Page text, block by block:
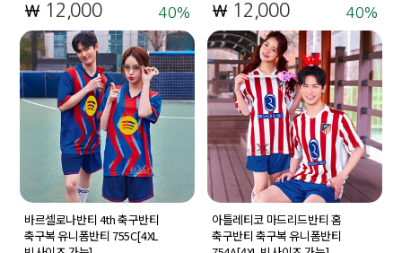
12,000 40 12,000 40
바르셀로나반티 4th 축구반티
축구복 유니폼반티 755C[4XL
아틀레티코 마드리드반티 홈
축구반티 축구복 유니폼반티